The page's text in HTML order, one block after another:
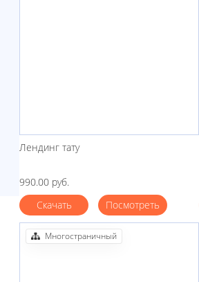
Лендинг тату
990.00 руб.
Скачать
Посмотреть
Многостраничный